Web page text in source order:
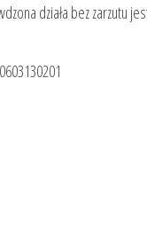
działa bez zarzutu